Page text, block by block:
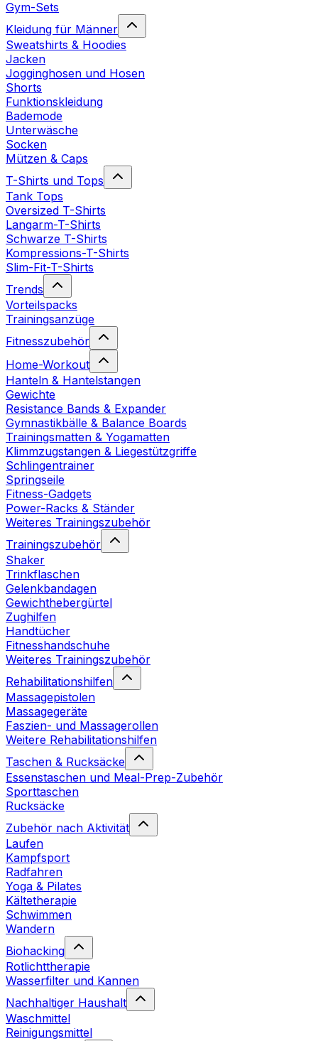
Gym-Sets
Kleidung für Männer
Sweatshirts & Hoodies
Jacken
Jogginghosen und Hosen
Shorts
Funktionskleidung
Bademode
Unterwäsche
Socken
Mützen & Caps
T-Shirts und Tops
Tank Tops
Oversized T-Shirts
Langarm-T-Shirts
Schwarze T-Shirts
Kompressions-T-Shirts
Slim-Fit-T-Shirts
Trends
Vorteilspacks
Trainingsanzüge
Fitnesszubehör
Home-Workout
Hanteln & Hantelstangen
Gewichte
Resistance Bands & Expander
Gymnastikbälle & Balance Boards
Trainingsmatten & Yogamatten
Klimmzugstangen & Liegestützgriffe
Schlingentrainer
Springseile
Fitness-Gadgets
Power-Racks & Ständer
Weiteres Trainingszubehör
Trainingszubehör
Shaker
Trinkflaschen
Gelenkbandagen
Gewichthebergürtel
Zughilfen
Handtücher
Fitnesshandschuhe
Weiteres Trainingszubehör
Rehabilitationshilfen
Massagepistolen
Massagegeräte
Faszien- und Massagerollen
Weitere Rehabilitationshilfen
Taschen & Rucksäcke
Essenstaschen und Meal-Prep-Zubehör
Sporttaschen
Rucksäcke
Zubehör nach Aktivität
Laufen
Kampfsport
Radfahren
Yoga & Pilates
Kältetherapie
Schwimmen
Wandern
Biohacking
Rotlichttherapie
Wasserfilter und Kannen
Nachhaltiger Haushalt
Waschmittel
Reinigungsmittel